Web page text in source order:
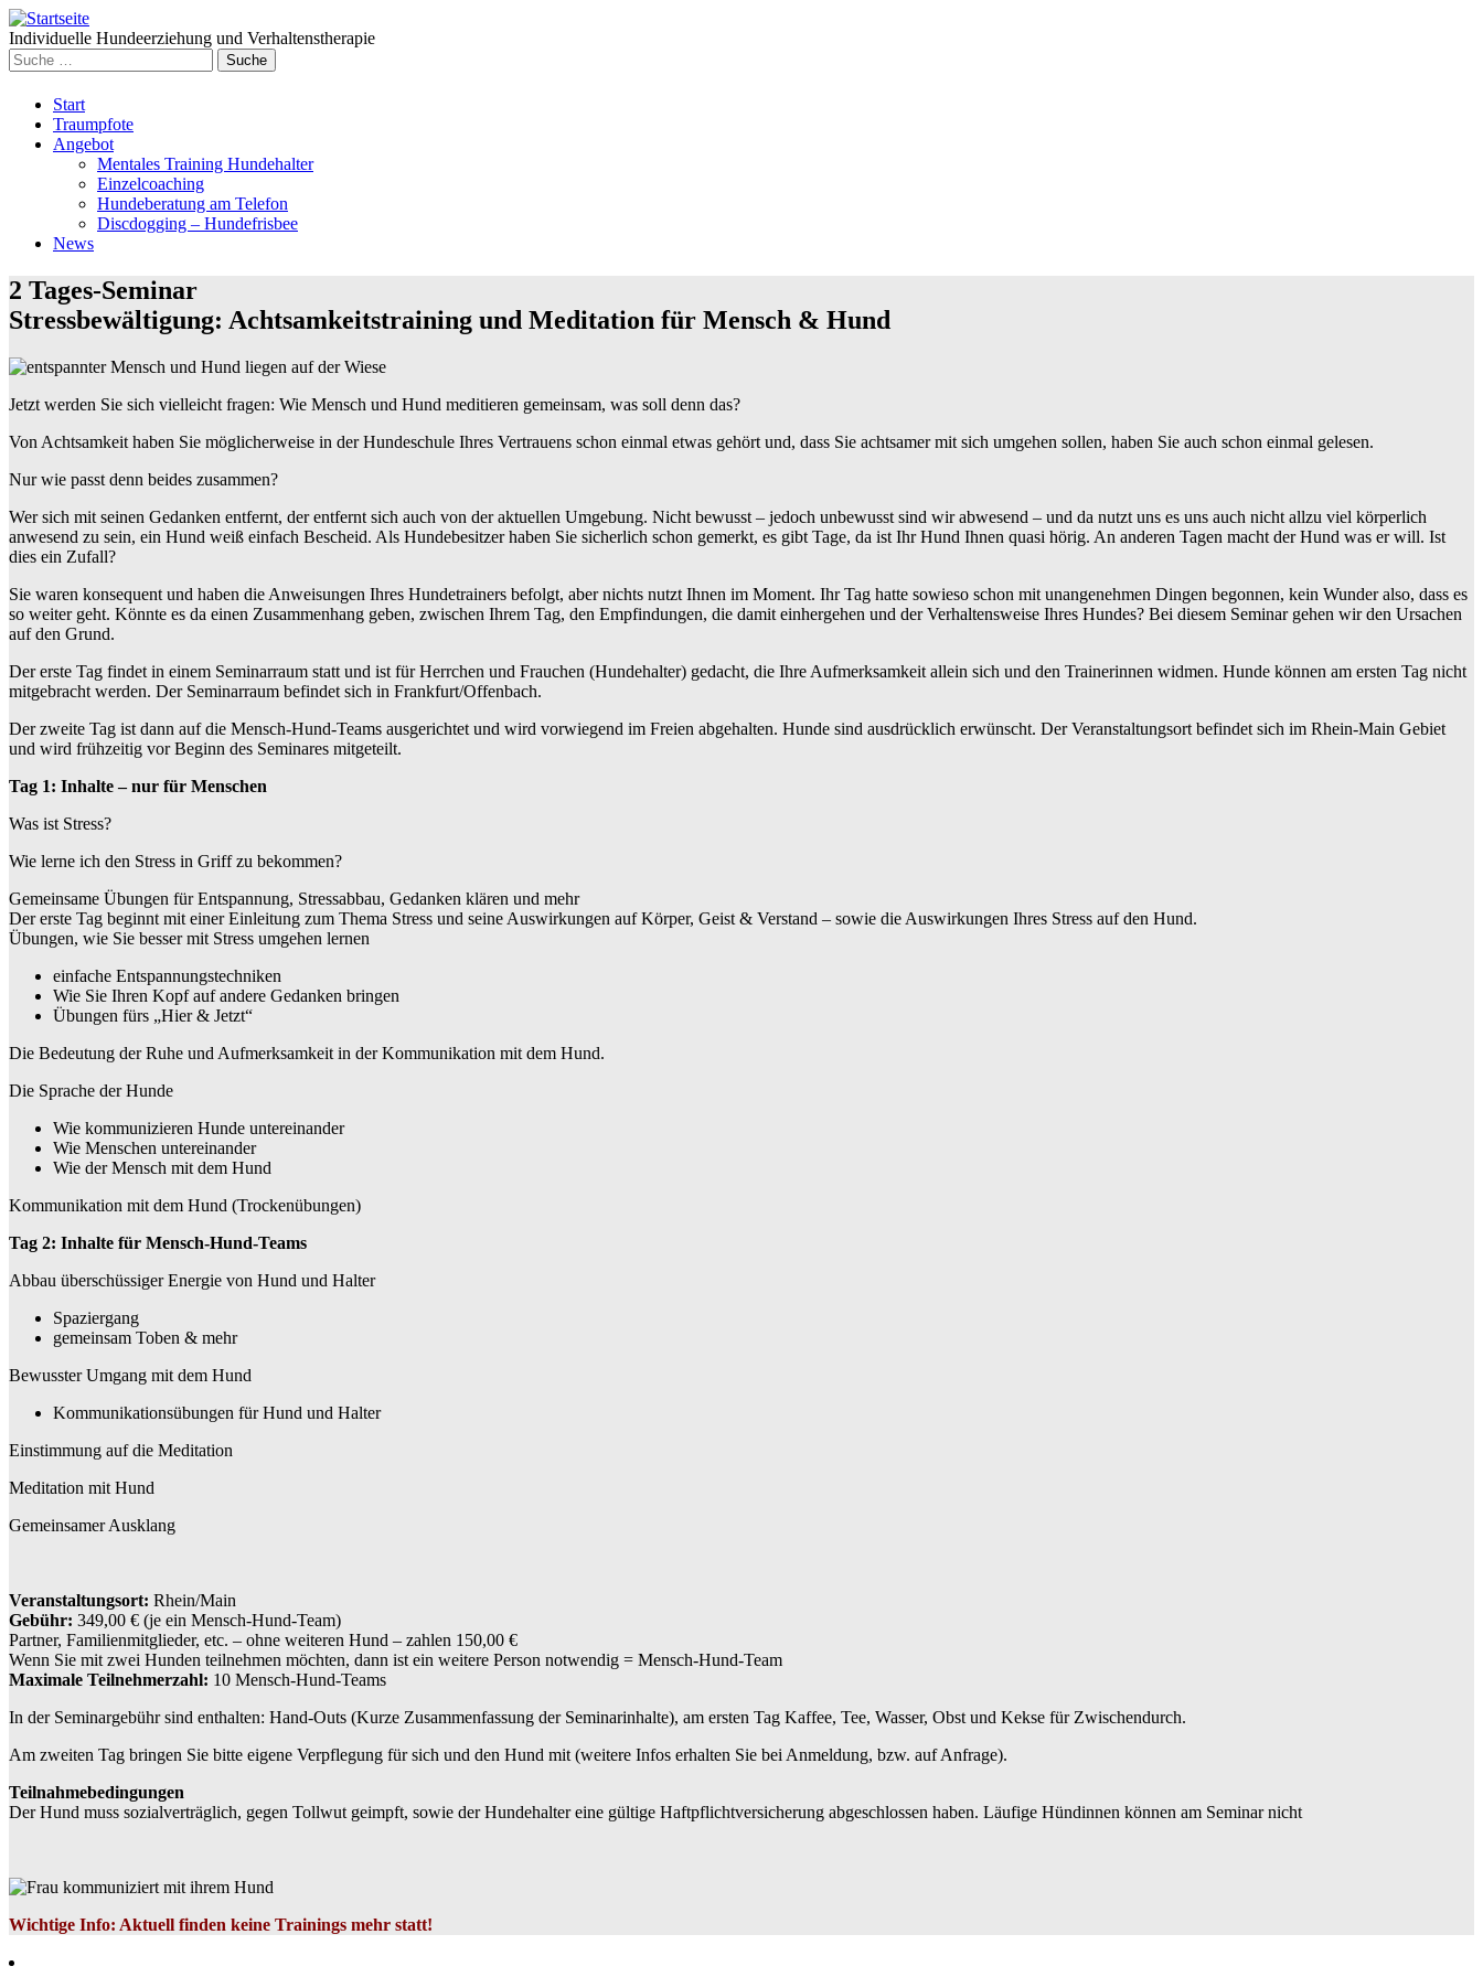
Individuelle Hundeerziehung und Verhaltenstherapie
Suche
nach:
Weiter
zum
Inhalt
Start
Traumpfote
Angebot
Mentales Training Hundehalter
Einzelcoaching
Hundeberatung am Telefon
Discdogging – Hundefrisbee
News
2 Tages-Seminar
Stressbewältigung: Achtsamkeitstraining und Meditation für Mensch & Hund
Jetzt werden Sie sich vielleicht fragen: Wie Mensch und Hund meditieren gemeinsam, was soll denn das?
Von Achtsamkeit haben Sie möglicherweise in der Hundeschule Ihres Vertrauens schon einmal etwas gehört und, dass Sie achtsamer mit sich umgehen sollen, haben Sie auch schon einmal gelesen.
Nur wie passt denn beides zusammen?
Wer sich mit seinen Gedanken entfernt, der entfernt sich auch von der aktuellen Umgebung. Nicht bewusst – jedoch unbewusst sind wir abwesend – und da nutzt uns es uns auch nicht allzu viel körperlich
anwesend zu sein, ein Hund weiß einfach Bescheid. Als Hundebesitzer haben Sie sicherlich schon gemerkt, es gibt Tage, da ist Ihr Hund Ihnen quasi hörig. An anderen Tagen macht der Hund was er will. Ist
dies ein Zufall?
Sie waren konsequent und haben die Anweisungen Ihres Hundetrainers befolgt, aber nichts nutzt Ihnen im Moment. Ihr Tag hatte sowieso schon mit unangenehmen Dingen begonnen, kein Wunder also, dass es
so weiter geht. Könnte es da einen Zusammenhang geben, zwischen Ihrem Tag, den Empfindungen, die damit einhergehen und der Verhaltensweise Ihres Hundes? Bei diesem Seminar gehen wir den Ursachen
auf den Grund.
Der erste Tag findet in einem Seminarraum statt und ist für Herrchen und Frauchen (Hundehalter) gedacht, die Ihre Aufmerksamkeit allein sich und den Trainerinnen widmen. Hunde können am ersten Tag nicht
mitgebracht werden. Der Seminarraum befindet sich in Frankfurt/Offenbach.
Der zweite Tag ist dann auf die Mensch-Hund-Teams ausgerichtet und wird vorwiegend im Freien abgehalten. Hunde sind ausdrücklich erwünscht. Der Veranstaltungsort befindet sich im Rhein-Main Gebiet
und wird frühzeitig vor Beginn des Seminares mitgeteilt.
Tag 1: Inhalte – nur für Menschen
Was ist Stress?
Wie lerne ich den Stress in Griff zu bekommen?
Gemeinsame Übungen für Entspannung, Stressabbau, Gedanken klären und mehr
Der erste Tag beginnt mit einer Einleitung zum Thema Stress und seine Auswirkungen auf Körper, Geist & Verstand – sowie die Auswirkungen Ihres Stress auf den Hund.
Übungen, wie Sie besser mit Stress umgehen lernen
einfache Entspannungstechniken
Wie Sie Ihren Kopf auf andere Gedanken bringen
Übungen fürs „Hier & Jetzt“
Die Bedeutung der Ruhe und Aufmerksamkeit in der Kommunikation mit dem Hund.
Die Sprache der Hunde
Wie kommunizieren Hunde untereinander
Wie Menschen untereinander
Wie der Mensch mit dem Hund
Kommunikation mit dem Hund (Trockenübungen)
Tag 2: Inhalte für Mensch-Hund-Teams
Abbau überschüssiger Energie von Hund und Halter
Spaziergang
gemeinsam Toben & mehr
Bewusster Umgang mit dem Hund
Kommunikationsübungen für Hund und Halter
Einstimmung auf die Meditation
Meditation mit Hund
Gemeinsamer Ausklang
Veranstaltungsort: Rhein/Main
Gebühr: 349,00 € (je ein Mensch-Hund-Team)
Partner, Familienmitglieder, etc. – ohne weiteren Hund – zahlen 150,00 €
Wenn Sie mit zwei Hunden teilnehmen möchten, dann ist ein weitere Person notwendig = Mensch-Hund-Team
Maximale Teilnehmerzahl: 10 Mensch-Hund-Teams
In der Seminargebühr sind enthalten: Hand-Outs (Kurze Zusammenfassung der Seminarinhalte), am ersten Tag Kaffee, Tee, Wasser, Obst und Kekse für Zwischendurch.
Am zweiten Tag bringen Sie bitte eigene Verpflegung für sich und den Hund mit (weitere Infos erhalten Sie bei Anmeldung, bzw. auf Anfrage).
Teilnahmebedingungen
Der Hund muss sozialverträglich, gegen Tollwut geimpft, sowie der Hundehalter eine gültige Haftpflichtversicherung abgeschlossen haben. Läufige Hündinnen können am Seminar nicht
Wichtige Info: Aktuell finden keine Trainings mehr statt!